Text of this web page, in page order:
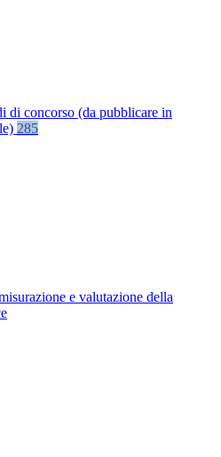
di concorso (da pubblicare in
285
e valutazione della